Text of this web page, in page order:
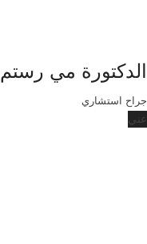
الدكتورة مي رستم
جراح استشاري
عني